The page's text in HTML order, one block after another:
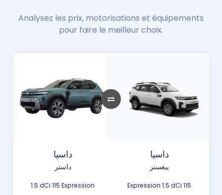
Analysez les prix, motorisations et équipements
pour faire le meilleur choix.
داسيا
داستر
1.5 dCi 115 Expression
داسيا
بيغستر
Expression 1.5 dCi 115